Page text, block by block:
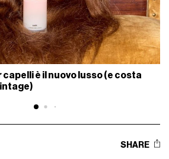
capelli è il nuovo lusso (e costa
SHARE